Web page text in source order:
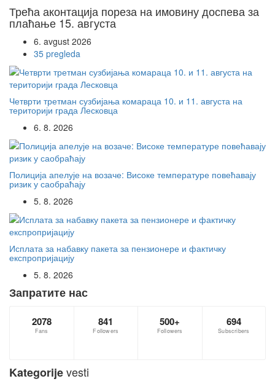
Трећа аконтација пореза на имовину доспева за
плаћање 15. августа
6. avgust 2026
35 pregleda
Четврти третман сузбијања комараца 10. и 11. августа на
територији града Лесковца
6. 8. 2026
Полиција апелује на возаче: Високе температуре повећавају
ризик у саобраћају
5. 8. 2026
Исплата за набавку пакета за пензионере и фактичку
експропријацију
5. 8. 2026
Запратите нас
2078
Fans
841
Followers
500+
Followers
694
Subscribers
Kategorijevesti